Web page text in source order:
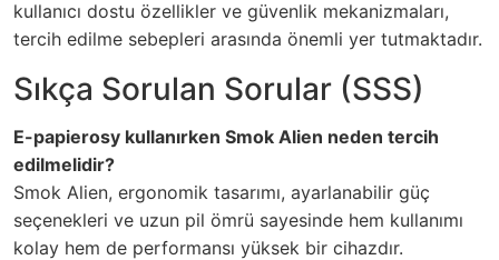
kullanıcı dostu özellikler ve güvenlik mekanizmaları,
tercih edilme sebepleri arasında önemli yer tutmaktadır.
Sıkça Sorulan Sorular (SSS)
E-papierosy kullanırken Smok Alien neden tercih
edilmelidir?
Smok Alien, ergonomik tasarımı, ayarlanabilir güç
seçenekleri ve uzun pil ömrü sayesinde hem kullanımı
kolay hem de performansı yüksek bir cihazdır.